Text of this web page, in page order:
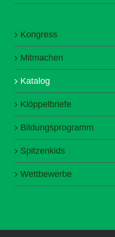
Kongress
Mitmachen
Katalog
Klöppelbriefe
Bildungsprogramm
Spitzenkids
Wettbewerbe